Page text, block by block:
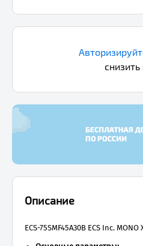
Описание
ECS-75SMF45A30B ECS Inc. MONO